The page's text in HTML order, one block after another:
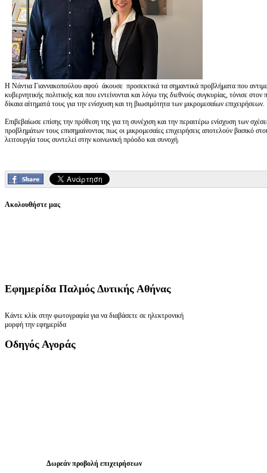
Η Νάντια Γιαννακοπούλου αφού άκουσε προσεκτικά τα σημαντικά προβλήματα που
κυβερνητικής πολιτικής και που εντείνονται και λόγω της διεθνούς συγκυρίας, τόνισε
δίκαια αίτηματά τους για την ενίσχυση και τη βιωσιμότητα των μικρομεσαίων επιχειρήσεων.
Επιβεβαίωσε επίσης την πρόθεση της για τη συνέχιση και την περαιτέρω ενίσχυση των
προβλημάτων τους επισημαίνοντας πως οι μικρομεσαίες επιχειρήσεις αποτελούν βασικό
λειτουργία τους συντελεί στην κοινωνική πρόοδο και συνοχή.
Ακολουθήστε μας
Εφημερίδα Παλμός Δυτικής Αθήνας
Κάντε κλίκ στην φωτογραφία για να διαβάσετε σε ηλεκτρονική
μορφή την εφημερίδα
Οδηγός Αγοράς
Δωρεάν προβολή επιχειρήσεων